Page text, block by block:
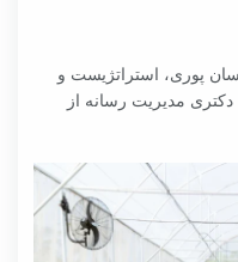
پوری، استراتژیست و
مدیریت رسانه از